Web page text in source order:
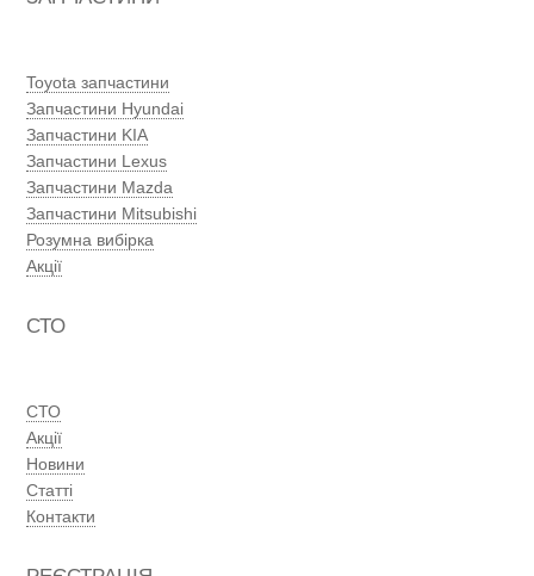
Toyota запчастини
Запчастини Hyundai
Запчастини KIA
Запчастини Lexus
Запчастини Mazda
Запчастини Mitsubishi
Розумна вибірка
Акції
СТО
СТО
Акції
Новини
Статті
Контакти